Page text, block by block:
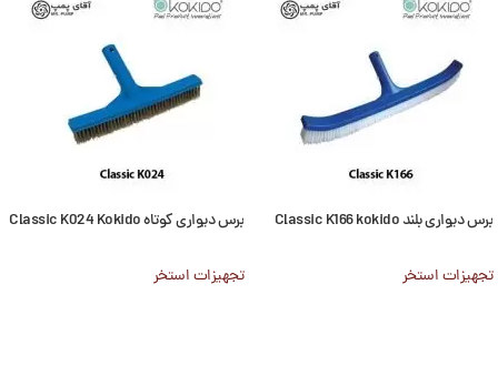
برس دیواری بلند Classic K166 kokido
تجهیزات استخر
برس دیواری کوتاه Classic K024 Kokido
تجهیزات استخر